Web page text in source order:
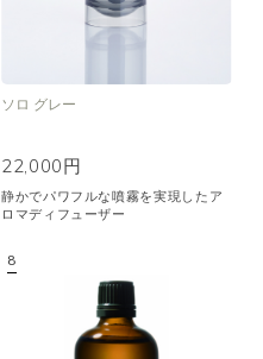
ソロ グレー
22,000円
静かでパワフルな噴霧を実現したア
ロマディフューザー